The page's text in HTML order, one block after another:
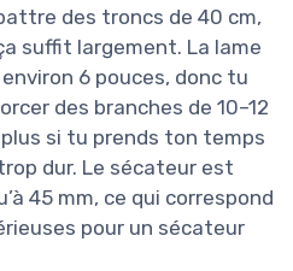
des troncs de 40 cm,
suffit largement. La lame
6 pouces, donc tu
des branches de 10–12
si tu prends ton temps
dur. Le sécateur est
45 mm, ce qui correspond
pour un sécateur